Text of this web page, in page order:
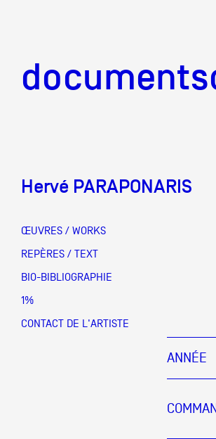
Crédits
Hervé PARAPONARIS
ŒUVRES / WORKS
REPÈRES / TEXT
BIO-BIBLIOGRAPHIE
1%
CONTACT DE L'ARTISTE
ANNÉE